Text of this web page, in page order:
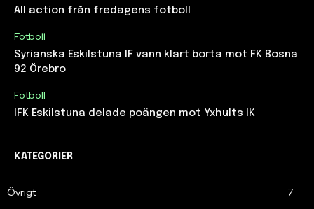
All action från fredagens fotboll
Fotboll
Syrianska Eskilstuna IF vann klart borta mot FK Bosna
92 Örebro
Fotboll
IFK Eskilstuna delade poängen mot Yxhults IK
KATEGORIER
Övrigt
7